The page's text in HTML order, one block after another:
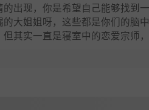
出现，你是希望自己能够找到一
大姐姐呀，这些都是你们的脑中
其实一直是寝室中的恋爱宗师，